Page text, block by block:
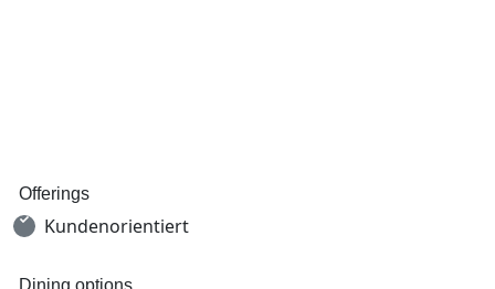
Offerings
Kundenorientiert
Dining options